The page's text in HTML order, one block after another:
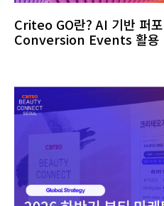
Criteo GO란? AI 기반 퍼
Conversion Events 활용